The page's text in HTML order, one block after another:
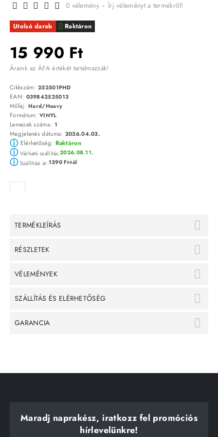
Raktáron
Utolsó darab
0 vélemény - Írj véleményt a termékről!
15 990 Ft
Áraink az ÁFA értékét tartalmazzák!
Cikkszám: 252501PHD
EAN: 039842525013
Műfaj:Hard/Heavy
Formátum: VINYL
Lemezek száma: 1
Megjelenés dátuma: 2026.04.03.
ⓘElérhetőség: Raktáron
ⓘVárható szállítás:2026.08.11.
ⓘSzállítási ár:1390 Ft-tól
TERMÉKLEÍRÁS
RÉSZLETEK
VÉLEMÉNYEK
SZÁLLÍTÁS ÉS ELÉRHETŐSÉG
GARANCIA
Maradj naprakész, iratkozz fel promóciós
hírlevelünkre!